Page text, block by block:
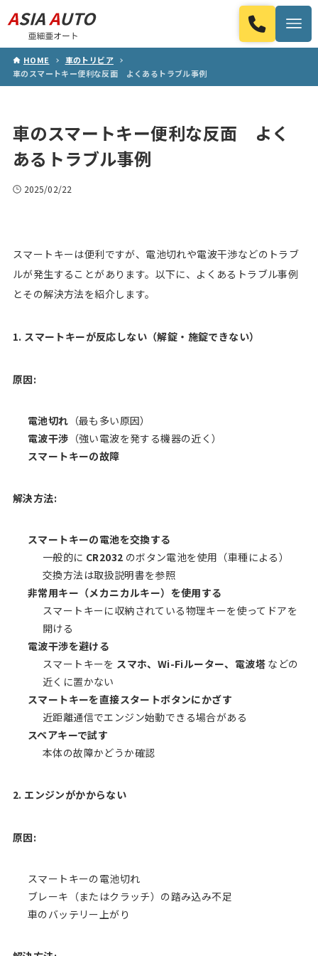
HOME
車のトリビア
車のスマートキー便利な反面 よくあるトラブル事例
車のスマートキー便利な反面 よく
あるトラブル事例
2025/02/22
スマートキーは便利ですが、電池切れや電波干渉などのトラブ
ルが発生することがあります。以下に、よくあるトラブル事例
とその解決方法を紹介します。
1. スマートキーが反応しない（解錠・施錠できない）
原因:
電池切れ （最も多い原因）
電波干渉 （強い電波を発する機器の近く）
スマートキーの故障
解決方法:
スマートキーの電池を交換する
一般的に CR2032 のボタン電池を使用（車種による）
交換方法は取扱説明書を参照
非常用キー（メカニカルキー）を使用する
スマートキーに収納されている物理キーを使ってドアを
開ける
電波干渉を避ける
スマートキーを スマホ、Wi-Fiルーター、電波塔などの
近くに置かない
スマートキーを直接スタートボタンにかざす
近距離通信でエンジン始動できる場合がある
スペアキーで試す
本体の故障かどうか確認
2. エンジンがかからない
原因:
スマートキーの電池切れ
ブレーキ（またはクラッチ）の踏み込み不足
車のバッテリー上がり